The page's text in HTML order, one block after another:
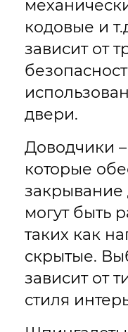
кодовые и
зависит от
двери.
Доводчики –
которые
закрывание
могут быть
таких как
скрытые.
зависит от
стиля